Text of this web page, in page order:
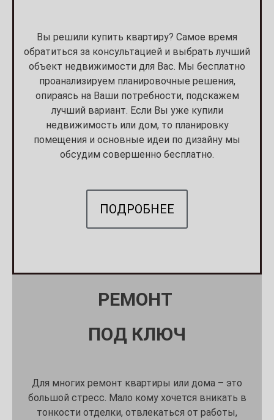
Вы решили купить квартиру? Самое время
обратиться за консультацией и выбрать лучший
объект недвижимости для Вас. Мы бесплатно
проанализируем планировочные решения,
опираясь на Ваши потребности, подскажем
лучший вариант. Если Вы уже купили
недвижимость или дом, то планировку
помещения и основные идеи по дизайну мы
обсудим совершенно бесплатно.
ПОДРОБНЕЕ
РЕМОНТ
ПОД КЛЮЧ
Для многих ремонт квартиры или дома – это
большой стресс. Мало кому хочется вникать в
тонкости отделки, отвлекаться от работы,